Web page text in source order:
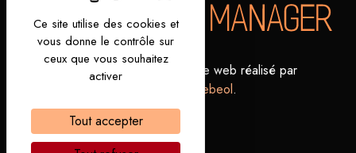
Ce site utilise des cookies et
vous donne le contrôle sur
ceux que vous souhaitez
activer
Tout accepter
Politiques
Mentions
légales
Site web réalisé par
Webeol.